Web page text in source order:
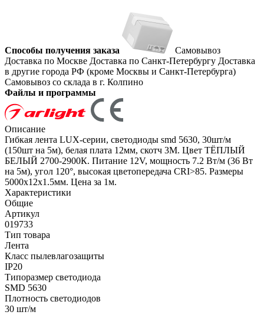
Способы получения заказа
Самовывоз
Доставка по Москве Доставка по Санкт-Петербургу Доставка
в другие города РФ (кроме Москвы и Санкт-Петербурга)
Самовывоз со склада в г. Колпино
Файлы и программы
Описание
Гибкая лента LUX-серии, светодиоды smd 5630, 30шт/м
(150шт на 5м), белая плата 12мм, скотч 3М. Цвет ТЁПЛЫЙ
БЕЛЫЙ 2700-2900К. Питание 12V, мощность 7.2 Вт/м (36 Вт
на 5м), угол 120°, высокая цветопередача CRI>85. Размеры
5000х12х1.5мм. Цена за 1м.
Характеристики
Общие
Артикул
019733
Тип товара
Лента
Класс пылевлагозащиты
IP20
Типоразмер светодиода
SMD 5630
Плотность светодиодов
30 шт/м